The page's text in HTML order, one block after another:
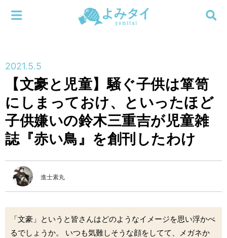
連載
新刊
特集
編集部
検索する
メニューを閉じる
2021.5.5
【文豪と児童】騒ぐ子供は箪笥
にしまっておけ、といったほど
子供嫌いの鈴木三重吉が児童雑
誌『赤い鳥』を創刊したわけ
進士素丸
「文豪」というと皆さんはどのようなイメージを思い浮かべ
るでしょうか。 いつも気難しそうな顔をしてて、メガネか